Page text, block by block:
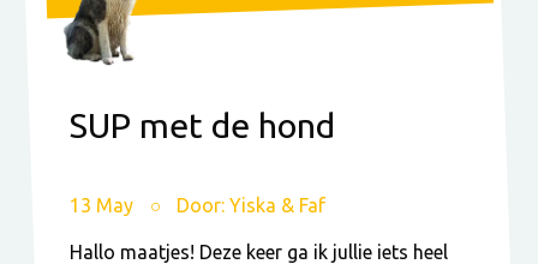
SUP met de hond
13 May Door: Yiska & Faf
Hallo maatjes! Deze keer ga ik jullie iets heel